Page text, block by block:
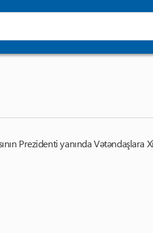
Haqqımızda
Prezidenti yanında